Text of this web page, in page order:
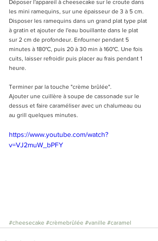
Déposer l'appareil à cheesecake sur le croute dans
les mini ramequins, sur une épaisseur de 3 à 5 cm.
Disposer les ramequins dans un grand plat type plat
à gratin et ajouter de l'eau bouillante dans le plat
sur 2 cm de profondeur. Enfourner pendant 5
minutes à 180°C, puis 20 à 30 min à 160°C. Une fois
cuits, laisser refroidir puis placer au frais pendant 1
heure.
Terminer par la touche "crème brûlée".
Ajouter une cuillère à soupe de cassonade sur le
dessus et faire caraméliser avec un chalumeau ou
au grill quelques minutes.
https://www.youtube.com/watch?
v=VJ2muW_bPFY
#cheesecake #crèmebrûlée #vanille #caramel